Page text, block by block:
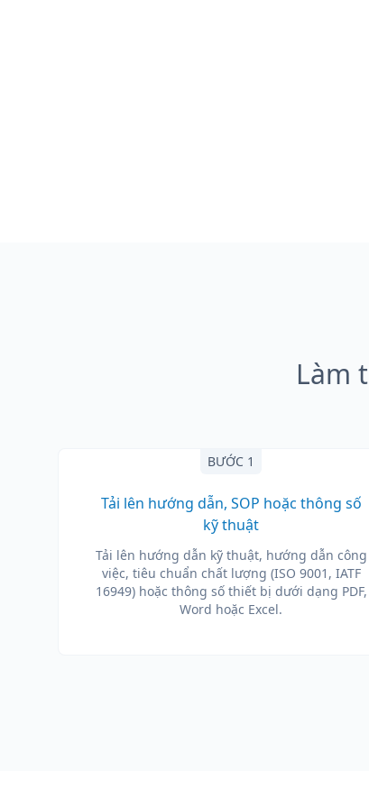
Làm
BƯỚC 1
Tải lên hướng dẫn, SOP hoặc thông số
kỹ thuật
Tải lên hướng dẫn kỹ thuật, hướng dẫn công
việc, tiêu chuẩn chất lượng (ISO 9001, IATF
16949) hoặc thông số thiết bị dưới dạng PDF,
Word hoặc Excel.